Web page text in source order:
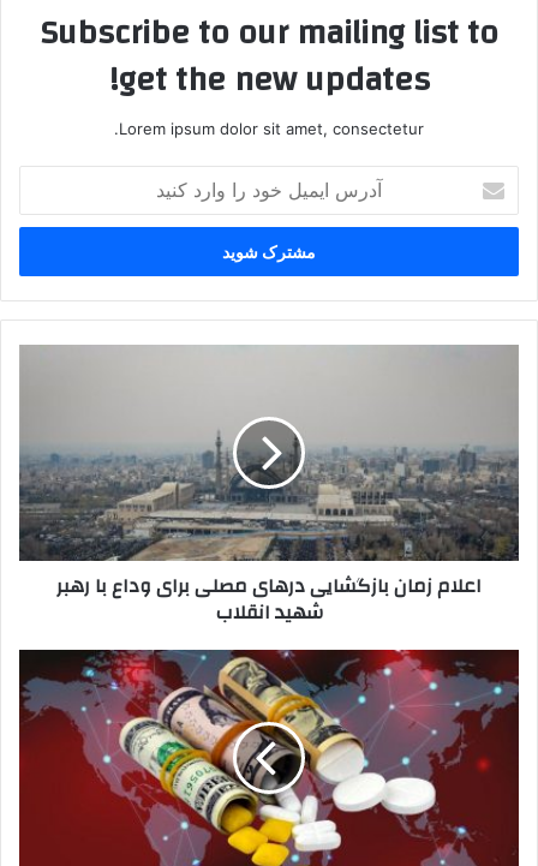
Subscribe to our mailing list to
get the new updates!
Lorem ipsum dolor sit amet, consectetur.
ایمیل
خود
وارد
کنید
مصلی
برای
وداع
با
رهبر
اعلام زمان بازگشایی درهای مصلی برای وداع با رهبر
شهید انقلاب
خون‌های
آلوده
واردات